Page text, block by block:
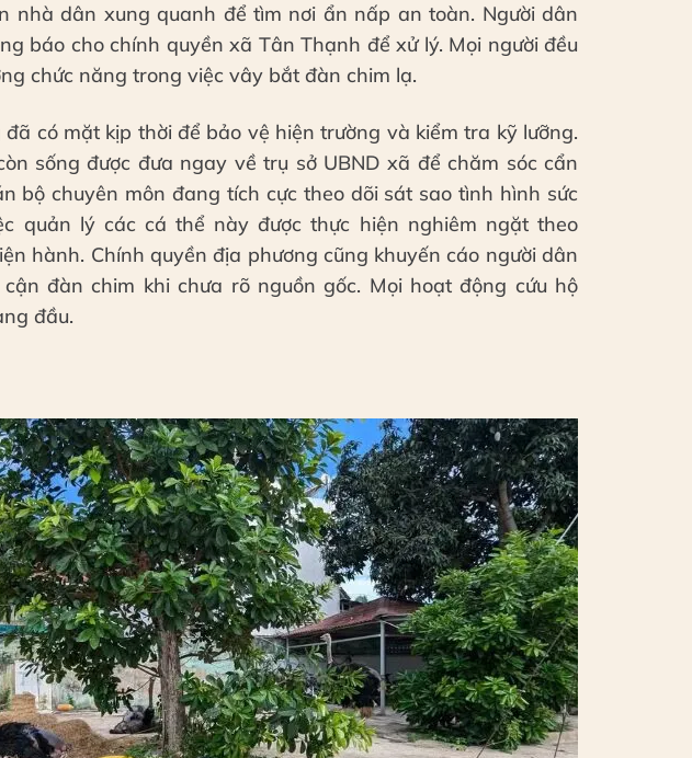
nhà dân xung quanh để tìm nơi ẩn nấp an toàn. Người dân
báo cho chính quyền xã Tân Thạnh để xử lý. Mọi người đều
chức năng trong việc vây bắt đàn chim lạ.
đã có mặt kịp thời để bảo vệ hiện trường và kiểm tra kỹ lưỡng.
sống được đưa ngay về trụ sở UBND xã để chăm sóc cẩn
bộ chuyên môn đang tích cực theo dõi sát sao tình hình sức
quản lý các cá thể này được thực hiện nghiêm ngặt theo
hành. Chính quyền địa phương cũng khuyến cáo người dân
đàn chim khi chưa rõ nguồn gốc. Mọi hoạt động cứu hộ
đầu.